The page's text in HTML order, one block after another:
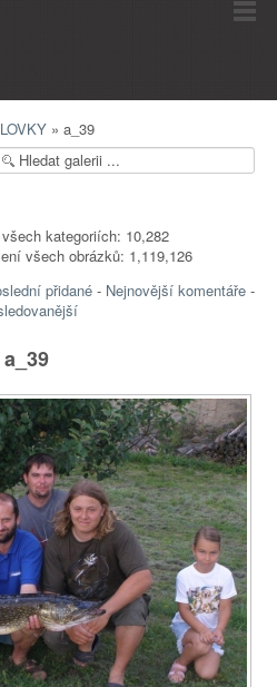
» a_39
kategoriích: 10,282
všech obrázků: 1,119,126
přidané- Nejnovější komentáře-
a_39